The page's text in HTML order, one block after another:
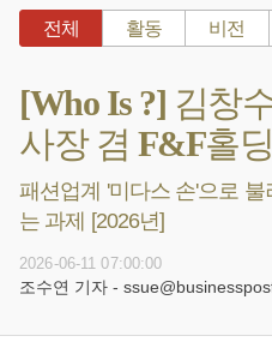
전체 활동 비전
[Who Is ?] 김창
사장 겸 F&F홀
패션업계 '미다스 손'으로
는 과제 [2026년]
2026-06-11 07:00:00
조수연 기자 -